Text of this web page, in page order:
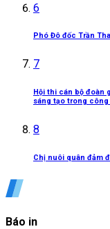
6
Phó Đô đốc Trần
7
Hội thi cán bộ đoàn
sáng tạo trong
8
Chị nuôi quân đảm
Báo in